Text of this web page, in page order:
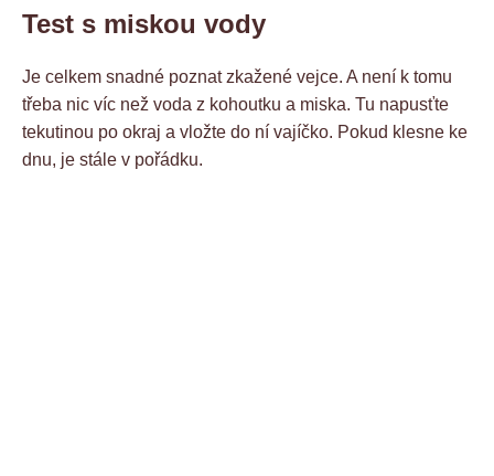
Test s miskou vody
Je celkem snadné poznat zkažené vejce. A není k tomu
třeba nic víc než voda z kohoutku a miska. Tu napusťte
tekutinou po okraj a vložte do ní vajíčko. Pokud klesne ke
dnu, je stále v pořádku.